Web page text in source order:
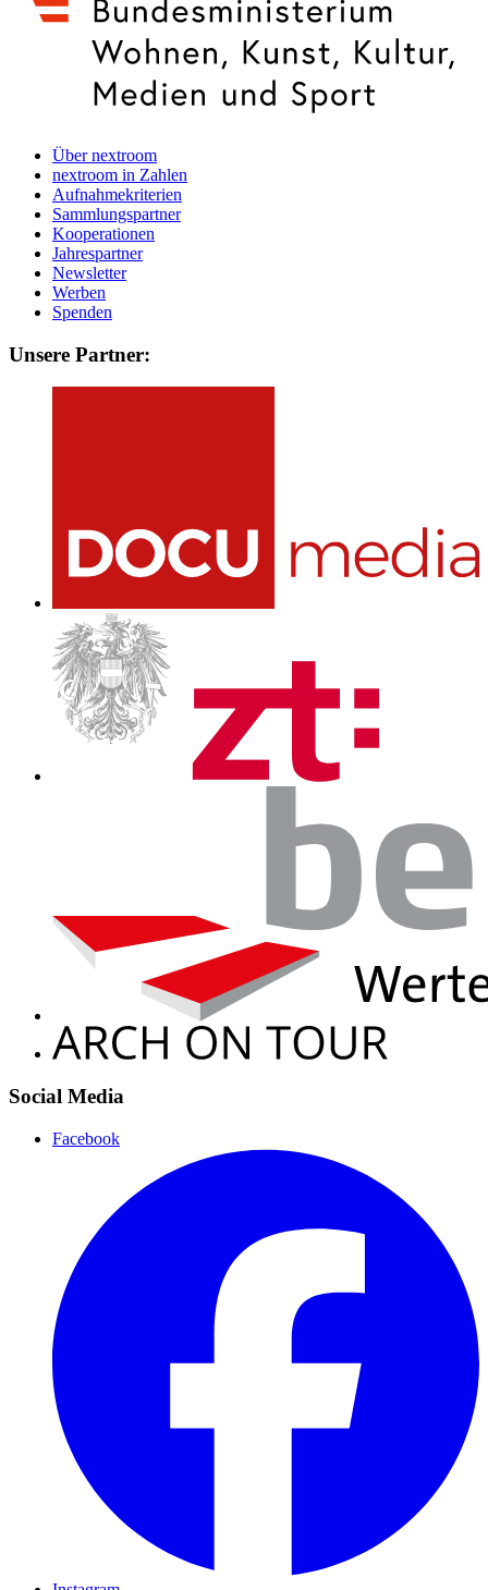
Über nextroom
nextroom in Zahlen
Aufnahmekriterien
Sammlungspartner
Kooperationen
Jahrespartner
Newsletter
Werben
Spenden
Unsere Partner:
Social Media
Facebook